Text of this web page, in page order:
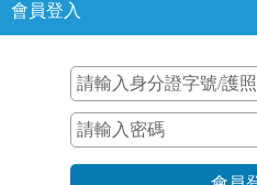
會員登入